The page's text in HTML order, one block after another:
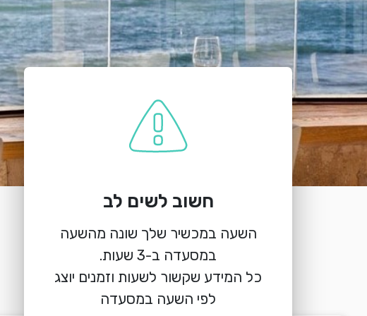
הזמנת מקום
הלנה בנמל
גן לאומי נמל קיסריה
חשוב לשים לב
השעה במכשיר שלך שונה מהשעה
כל המידע שקשור לשעות וזמנים יוצג
לפי השעה במסעדה